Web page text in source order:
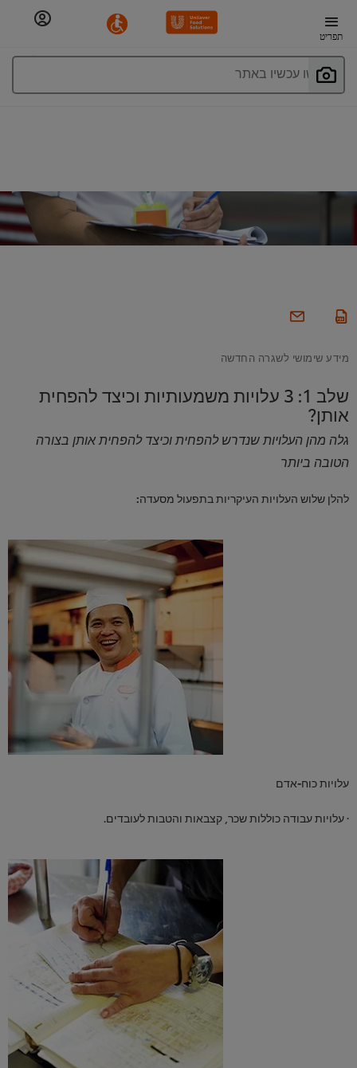
תפריט
חפשו עכשיו באתר
מידע שימושי לשגרה החדשה
שלב 1: 3 עלויות משמעותיות וכיצד להפחית
אותן?
גלה מהן העלויות שנדרש להפחית וכיצד להפחית אותן בצורה
הטובה ביותר
להלן שלוש העלויות העיקריות בתפעול מסעדה:
עלויות כוח-אדם
· עלויות עבודה כוללות שכר, קצבאות והטבות לעובדים.